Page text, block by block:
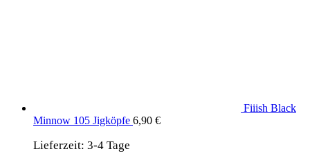
Fiiish Black
Minnow 105 Jigköpfe 6,90 €
Lieferzeit: 3-4 Tage